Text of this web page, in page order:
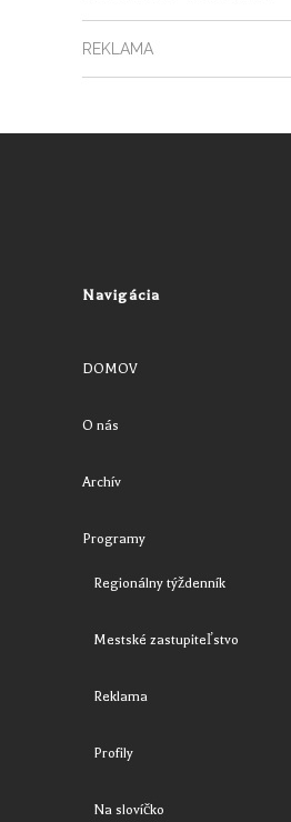
REKLAMA
Navigácia
DOMOV
O nás
Archív
Programy
Regionálny týždenník
Mestské zastupiteľstvo
Reklama
Profily
Na slovíčko